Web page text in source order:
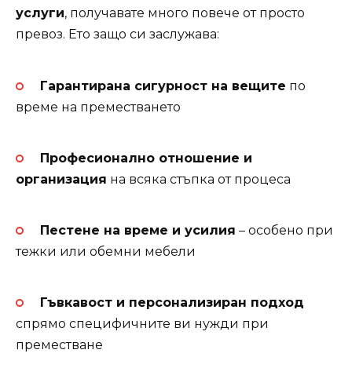
услуги, получавате много повече от просто
превоз. Ето защо си заслужава:
Гарантирана сигурност на вещите по
време на преместването
Професионално отношение и
организация на всяка стъпка от процеса
Пестене на време и усилия – особено при
тежки или обемни мебели
Гъвкавост и персонализиран подход
спрямо специфичните ви нужди при
преместване